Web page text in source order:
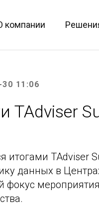
компании
11:06
TAdviser
итогами TAdviser
данных в
фокус